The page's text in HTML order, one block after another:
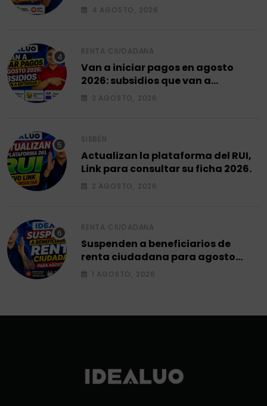
4 AGOSTO, 2026
RENTA CIUDADANA
Van a iniciar pagos en agosto
2026: subsidios que van a
entregar.
3 AGOSTO, 2026
SISBÉN
Actualizan la plataforma del RUI,
Link para consultar su ficha 2026.
2 AGOSTO, 2026
RENTA CIUDADANA
Suspenden a beneficiarios de
renta ciudadana para agosto
2026.
1 AGOSTO, 2026